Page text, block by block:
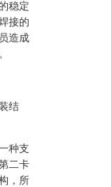
稳定
接的
造成
结
种支
二卡
，所